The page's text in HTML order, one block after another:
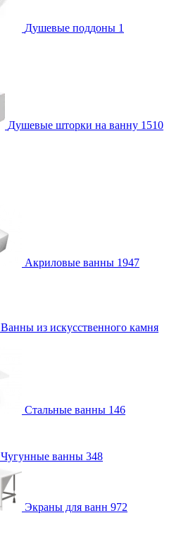
Душевые поддоны 1
Душевые шторки на ванну 1510
Акриловые ванны 1947
Ванны из искусственного камня
Стальные ванны 146
Чугунные ванны 348
Экраны для ванн 972